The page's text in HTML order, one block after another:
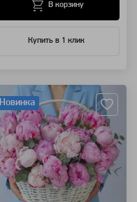
Купить в 1 клик
В корзину
Новинка